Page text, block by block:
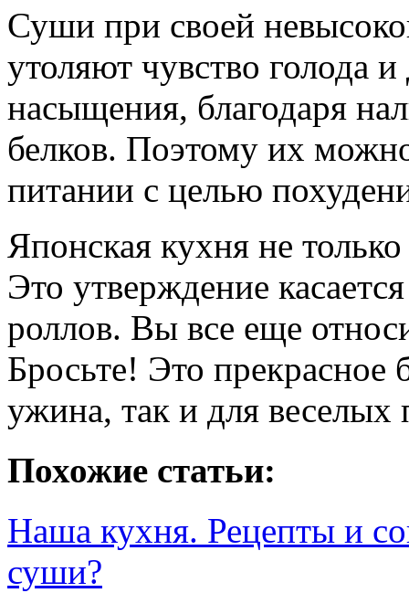
Суши при своей
утоляют чувство голода
насыщения, благодаря
белков. Поэтому их
питании с целью
Японская кухня не
Это утверждение
роллов. Вы все еще
Бросьте! Это прекрасное
ужина, так и для веселых
Похожие статьи:
Наша кухня. Рецепты и
суши?